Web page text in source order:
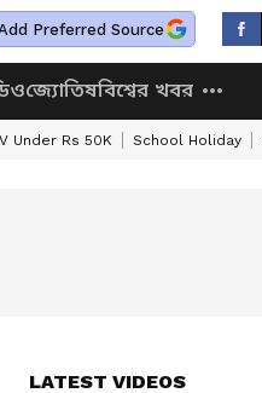
Preferred Source
জ্যোতিষবিশ্বের খবর
Under Rs 50K School Holiday
LATEST VIDEOS